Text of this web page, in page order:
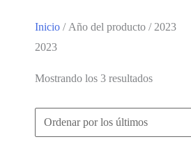
Inicio / Año del producto / 2023
2023
Mostrando los 3 resultadosOrdenado
últimos